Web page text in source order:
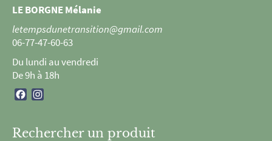
LE BORGNE Mélanie
letempsdunetransition@gmail.com
06-77-47-60-63
Du lundi au vendredi
De 9h à 18h
Facebook
Rechercher un produit